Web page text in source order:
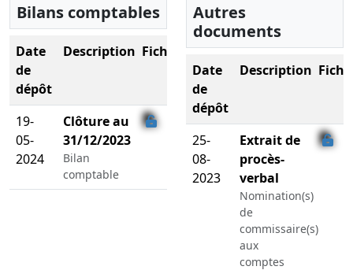
Bilans comptables
Date
de
dépôt
Description Fichier
19-
05-
2024
Clôture au
31/12/2023
Bilan
comptable
Autres
documents
Date
de
dépôt
Description
25-
08-
2023
Extrait de
procès-
verbal
Nomination(s)
de
commissaire(s)
aux
comptes